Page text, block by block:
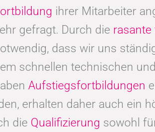
ihrer Mitarbeiter
gefragt. Durch die
dass wir uns
schnellen technischen
Aufstiegsfortbildungen
erhalten daher auch ein
die Qualifizierung sowohl